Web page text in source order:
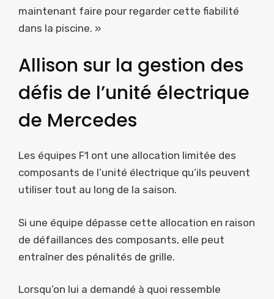
maintenant faire pour regarder cette fiabilité
dans la piscine. »
Allison sur la gestion des
défis de l’unité électrique
de Mercedes
Les équipes F1 ont une allocation limitée des
composants de l’unité électrique qu’ils peuvent
utiliser tout au long de la saison.
Si une équipe dépasse cette allocation en raison
de défaillances des composants, elle peut
entraîner des pénalités de grille.
Lorsqu’on lui a demandé à quoi ressemble